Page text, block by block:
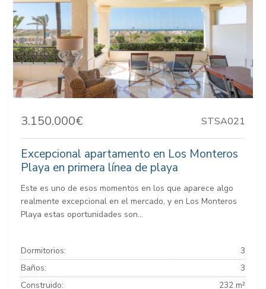
3.150.000€ STSA021
Excepcional apartamento en Los Monteros
Playa en primera línea de playa
Este es uno de esos momentos en los que aparece algo
realmente excepcional en el mercado, y en Los Monteros
Playa estas oportunidades son...
Dormitorios:
3
Baños:
3
Construido:
232 m²